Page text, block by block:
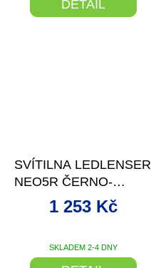
DETAIL
SVÍTILNA LEDLENSER
NEO5R ČERNO-
MODRÁ
SKLADEM 2-4 DNY
1 253 Kč